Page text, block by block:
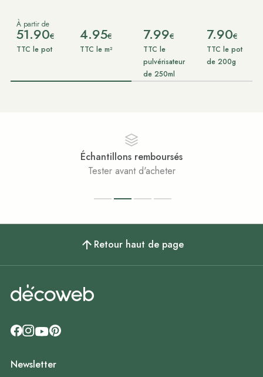
À partir de
51.90€
TTC le pot
4.95€
TTC le m²
7.99€
TTC le
pulvérisateur
de 250ml
7.90€
TTC le pot
de 200g
remboursés
Tester avant d'acheter
Retour haut de page
Newsletter